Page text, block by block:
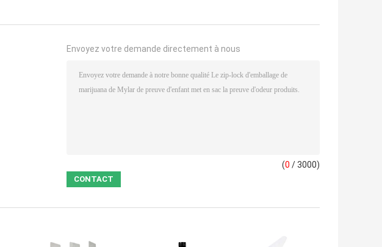
Envoyez votre demande directement à nous
(0 / 3000)